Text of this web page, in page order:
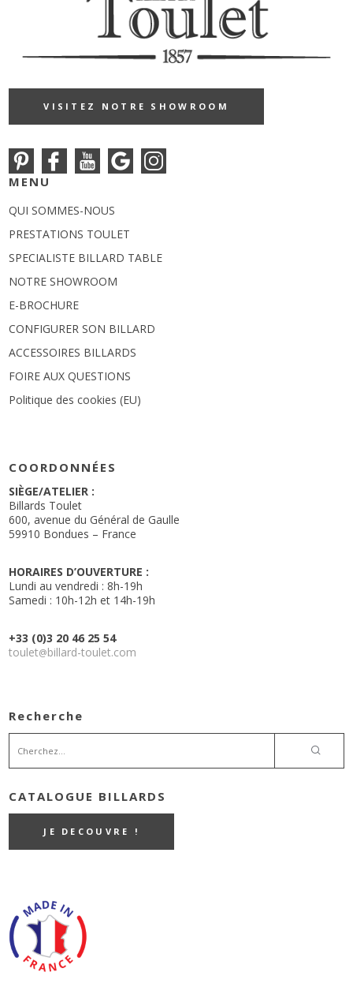
VISITEZ NOTRE SHOWROOM
MENU
QUI SOMMES-NOUS
PRESTATIONS TOULET
SPECIALISTE BILLARD TABLE
NOTRE SHOWROOM
E-BROCHURE
CONFIGURER SON BILLARD
ACCESSOIRES BILLARDS
FOIRE AUX QUESTIONS
Politique des cookies (EU)
COORDONNÉES
SIÈGE/ATELIER :
Billards Toulet
600, avenue du Général de Gaulle
59910 Bondues – France
HORAIRES D’OUVERTURE :
Lundi au vendredi : 8h-19h
Samedi : 10h-12h et 14h-19h
+33 (0)3 20 46 25 54
toulet@billard-toulet.com
Recherche
CATALOGUE BILLARDS
JE DECOUVRE !